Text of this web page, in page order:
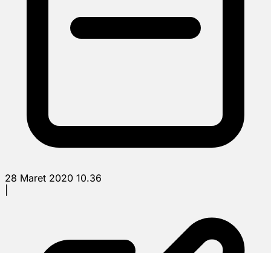
28 Maret 2020 10.36